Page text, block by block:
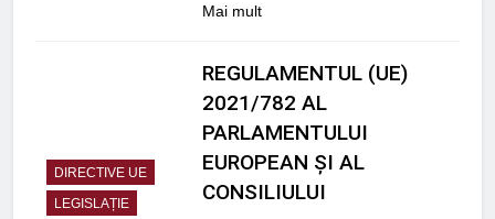
Mai mult
DIRECTIVE UE
LEGISLAȚIE
REGULAMENTUL (UE)
2021/782 AL
PARLAMENTULUI
EUROPEAN ȘI AL
CONSILIULUI